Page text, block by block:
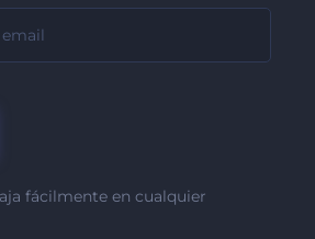
fácilmente en cualquier